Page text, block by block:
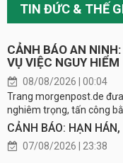
TIN ĐỨC & THẾ
CẢNH BÁO AN
VỤ VIỆC NGUY HIỂM
08/08/2026 | 00:04
Trang morgenpost.de
nghiêm trọng, tấn công
CẢNH BÁO: HẠN
07/08/2026 | 23:38